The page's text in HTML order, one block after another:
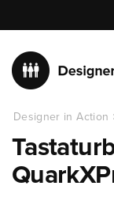
Designer in Action